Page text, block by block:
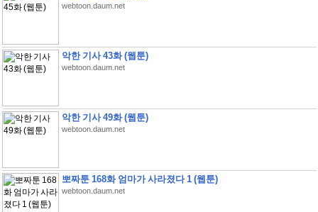
webtoon.daum.net
악한 기사 43화 (웹툰)
webtoon.daum.net
악한 기사 49화 (웹툰)
webtoon.daum.net
뽀짜툰 168화 엄마가 사라졌다 1 (웹툰)
webtoon.daum.net